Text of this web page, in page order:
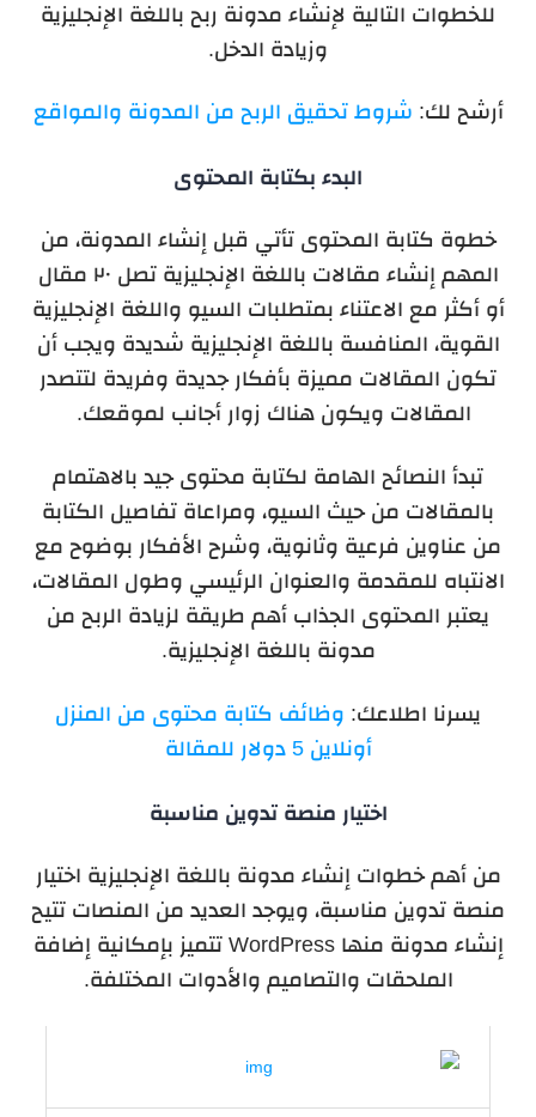
للخطوات التالية لإنشاء مدونة ربح باللغة الإنجليزية
وزيادة الدخل.
أرشح لك: شروط تحقيق الربح من المدونة والمواقع
البدء بكتابة المحتوى
خطوة كتابة المحتوى تأتي قبل إنشاء المدونة، من
المهم إنشاء مقالات باللغة الإنجليزية تصل ٢٠ مقال
أو أكثر مع الاعتناء بمتطلبات السيو واللغة الإنجليزية
القوية، المنافسة باللغة الإنجليزية شديدة ويجب أن
تكون المقالات مميزة بأفكار جديدة وفريدة لتتصدر
المقالات ويكون هناك زوار أجانب لموقعك.
تبدأ النصائح الهامة لكتابة محتوى جيد بالاهتمام
بالمقالات من حيث السيو، ومراعاة تفاصيل الكتابة
من عناوين فرعية وثانوية، وشرح الأفكار بوضوح مع
الانتباه للمقدمة والعنوان الرئيسي وطول المقالات،
يعتبر المحتوى الجذاب أهم طريقة لزيادة الربح من
مدونة باللغة الإنجليزية.
يسرنا اطلاعك: وظائف كتابة محتوى من المنزل
أونلاين 5 دولار للمقالة
اختيار منصة تدوين مناسبة
من أهم خطوات إنشاء مدونة باللغة الإنجليزية اختيار
منصة تدوين مناسبة، ويوجد العديد من المنصات تتيح
إنشاء مدونة منها WordPress تتميز بإمكانية إضافة
الملحقات والتصاميم والأدوات المختلفة.